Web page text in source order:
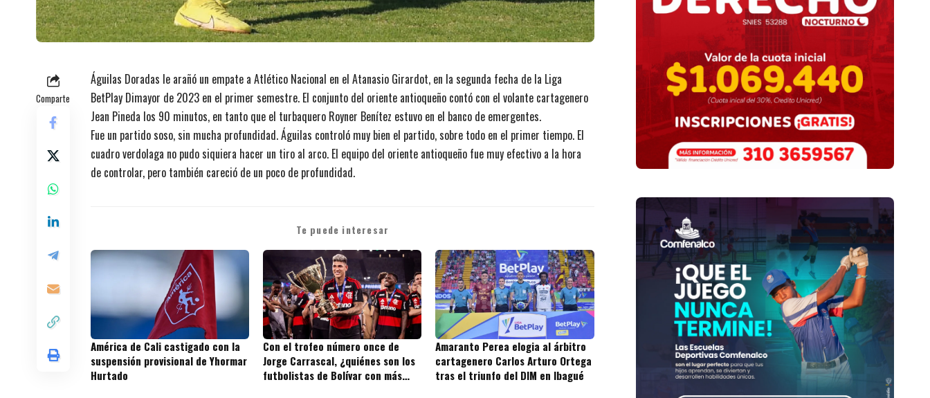
Comparte
Águilas Doradas le arañó un empate a Atlético Nacional en el Atanasio Girardot, en la segunda fecha de la Liga
BetPlay Dimayor de 2023 en el primer semestre. El conjunto del oriente antioqueño contó con el volante cartagenero
Jean Pineda los 90 minutos, en tanto que el turbaquero Royner Benítez estuvo en el banco de emergentes.
Fue un partido soso, sin mucha profundidad. Águilas controló muy bien el partido, sobre todo en el primer tiempo. El
cuadro verdolaga no pudo siquiera hacer un tiro al arco. El equipo del oriente antioqueño fue muy efectivo a la hora
de controlar, pero también careció de un poco de profundidad.
Te puede interesar
América de Cali castigado con la
suspensión provisional de Yhormar
Hurtado
Con el trofeo número once de
Jorge Carrascal, ¿quiénes son los
futbolistas de Bolívar con más
Amaranto Perea elogia al árbitro
cartagenero Carlos Arturo Ortega
tras el triunfo del DIM en Ibagué